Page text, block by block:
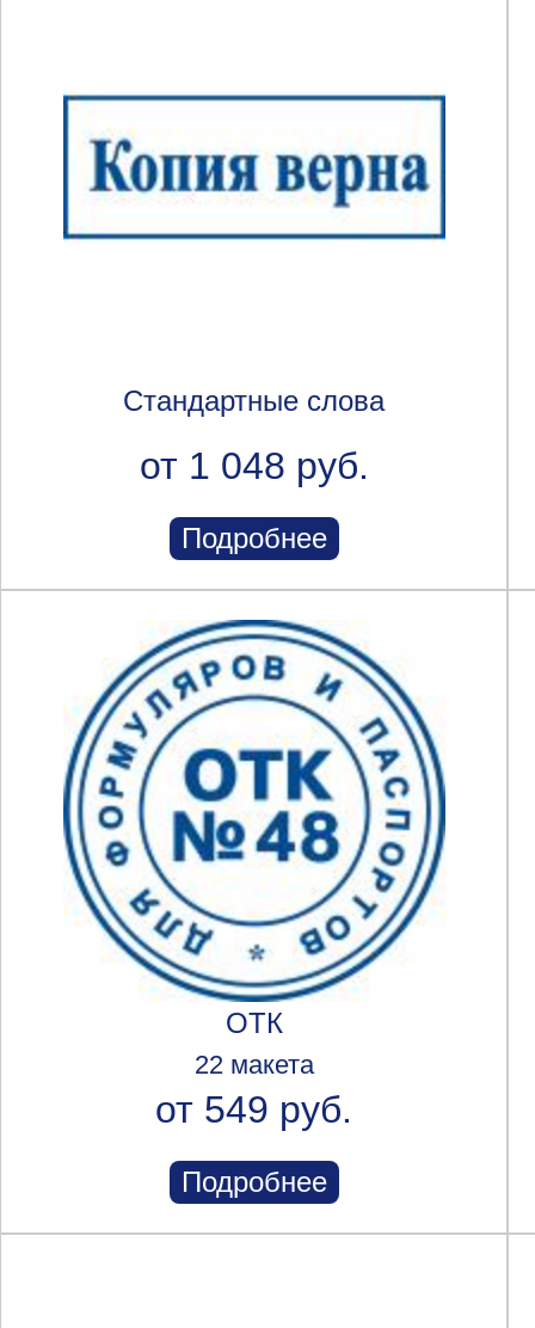
Стандартные слова
от 1 048 руб.
Подробнее
ОТК
22 макета
от 549 руб.
Подробнее